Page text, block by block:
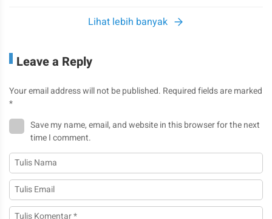
Lihat lebih banyak
Leave a Reply
Your email address will not be published. Required fields are marked
*
Save my name, email, and website in this browser for the next
time I comment.